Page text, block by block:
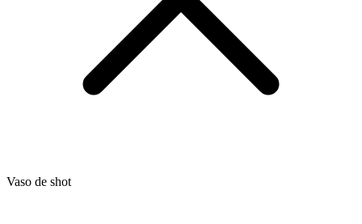
Vaso de shot